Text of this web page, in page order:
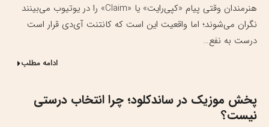
هنرمندان وقتی پیام «کپی‌رایت» یا «Claim» را در یوتیوب می‌بینند
نگران می‌شوند؛ اما واقعیت این است که کانتنت آی‌دی قرار است
درست به نفع…
ادامه مطلب
پخش موزیک در ساندکلود؛ چرا انتخاب درستی
نیست؟